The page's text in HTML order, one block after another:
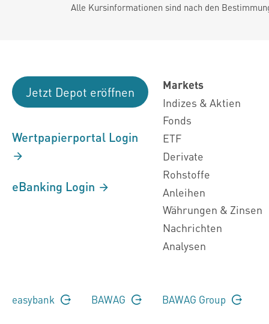
Alle Kursinformationen sind nach den
Jetzt Depot eröffnen
Wertpapierportal Login
eBanking Login
Markets
Indizes & Aktien
Fonds
ETF
Derivate
Rohstoffe
Anleihen
Währungen & Zinsen
Nachrichten
Analysen
easybank BAWAG BAWAG Group